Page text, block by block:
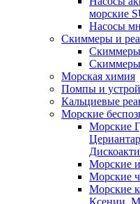
морские
Насосы
Скиммеры и
Скиммеры
Морская химия
Помпы и
Кальциевые
Морские
Морские
Морские
Морские
Морские
Ксении,